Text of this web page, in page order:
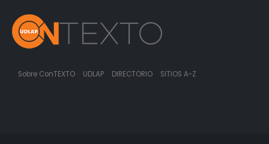
Sobre ConTEXTO UDLAP DIRECTORIO SITIOS A-Z